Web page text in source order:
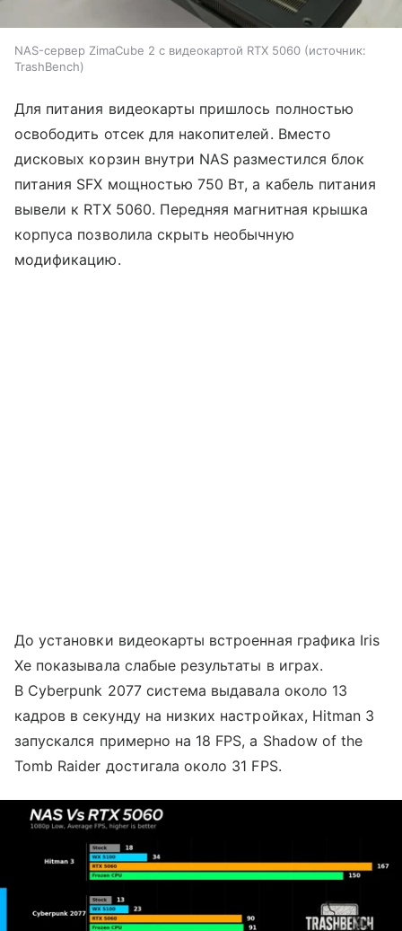
NAS-сервер ZimaCube 2 с видеокартой RTX 5060
источник:
TrashBench
Для питания видеокарты пришлось полностью
освободить отсек для накопителей. Вместо
дисковых корзин внутри NAS разместился блок
питания SFX мощностью 750 Вт, а кабель питания
вывели к RTX 5060. Передняя магнитная крышка
корпуса позволила скрыть необычную
модификацию.
До установки видеокарты встроенная графика Iris
Xe показывала слабые результаты в играх.
В Cyberpunk 2077 система выдавала около 13
кадров в секунду на низких настройках, Hitman 3
запускался примерно на 18 FPS, а Shadow of the
Tomb Raider достигала около 31 FPS.